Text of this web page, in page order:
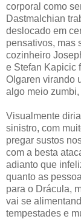
corporal como
Dastmalchian
deslocado em
pensativos, mas
cozinheiro
e Stefan Kapicic
Olgaren virando
algo meio
Visualmente
sinistro, com
pregar sustos
com a besta
adianto que
quanto as
para o Drácula,
vai se
tempestades e